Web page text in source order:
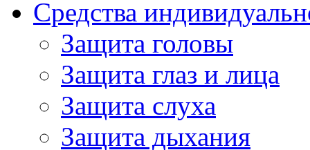
Средства
Защита головы
Защита глаз и лица
Защита слуха
Защита дыхания